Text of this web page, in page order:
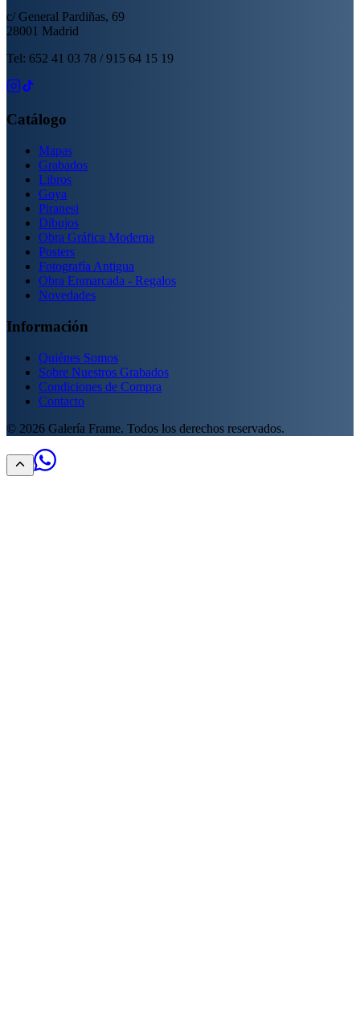
c/ General Pardiñas, 69
28001 Madrid
Tel: 652 41 03 78 / 915 64 15 19
Catálogo
Mapas
Grabados
Libros
Goya
Piranesi
Dibujos
Obra Gráfica Moderna
Posters
Fotografía Antigua
Obra Enmarcada - Regalos
Novedades
Información
Quiénes Somos
Sobre Nuestros Grabados
Condiciones de Compra
Contacto
© 2026 Galería Frame. Todos los derechos reservados.